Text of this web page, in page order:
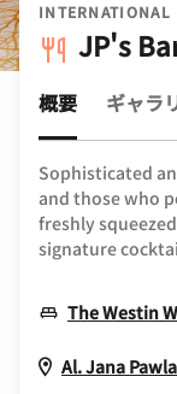
INTERNATIONAL
JP's
概要 ギャラ
Sophisticated
and those who
freshly
signature
The Westin
Al. Jana